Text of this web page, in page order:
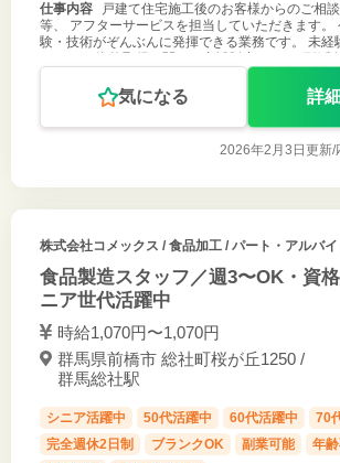
仕事内容
戸建て住宅施工後のお客様からのご相
等、 アフターサービスを担当していただきます。
験・技術がぞんぶんに発揮できる業務です。 未経
気になる 詳
2026年2月3日更新/
株式会社コメックス / 食品加工 / パート・アルバイ
食品製造スタッフ／週3〜OK・資
ニア世代活躍中
時給1,070円〜1,070円
群馬県前橋市 総社町桜が丘1250 /
群馬総社駅
シニア活躍中 50代活躍中 60代活躍中
70
完全週休2日制
ブランクOK 副業可能 年